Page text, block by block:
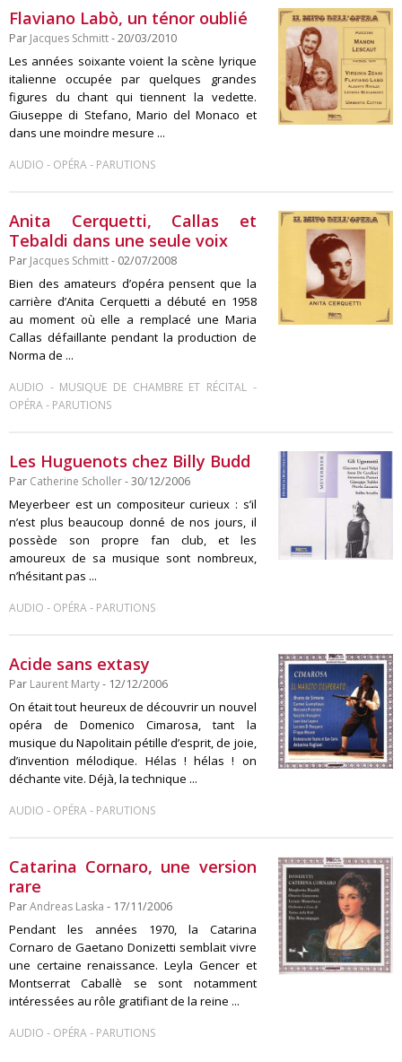
Flaviano Labò, un ténor oublié
Par Jacques Schmitt- 20/03/2010
Les années soixante voient la scène lyrique
italienne occupée par quelques grandes
figures du chant qui tiennent la vedette.
Giuseppe di Stefano, Mario del Monaco et
dans une moindre mesure ...
AUDIO - OPÉRA- PARUTIONS
Anita Cerquetti, Callas et
Tebaldi dans une seule voix
Par Jacques Schmitt- 02/07/2008
Bien des amateurs d’opéra pensent que la
carrière d’Anita Cerquetti a débuté en 1958
au moment où elle a remplacé une Maria
Callas défaillante pendant la production de
Norma de ...
AUDIO - MUSIQUE DE CHAMBRE ET RÉCITAL-
OPÉRA- PARUTIONS
Les Huguenots chez Billy Budd
Par Catherine Scholler- 30/12/2006
Meyerbeer est un compositeur curieux : s’il
n’est plus beaucoup donné de nos jours, il
possède son propre fan club, et les
amoureux de sa musique sont nombreux,
n’hésitant pas ...
AUDIO - OPÉRA- PARUTIONS
Acide sans extasy
Par Laurent Marty- 12/12/2006
On était tout heureux de découvrir un nouvel
opéra de Domenico Cimarosa, tant la
musique du Napolitain pétille d’esprit, de joie,
d’invention mélodique. Hélas ! hélas ! on
déchante vite. Déjà, la technique ...
AUDIO - OPÉRA- PARUTIONS
Catarina Cornaro, une version
rare
ParAndreas Laska - 17/11/2006
Pendant les années 1970, la Catarina
Cornaro de Gaetano Donizetti semblait vivre
une certaine renaissance. Leyla Gencer et
Montserrat Caballè se sont notamment
intéressées au rôle gratifiant de la reine ...
AUDIO - OPÉRA- PARUTIONS